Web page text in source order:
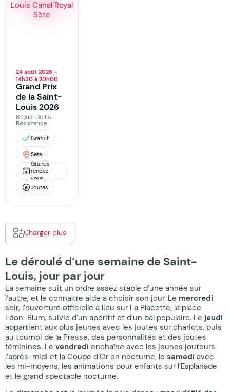
24 août 2026 –
14h30 à 20h00
Grand Prix
de la Saint-
Louis 2026
8 Quai De La
Résistance
Gratuit
Sète
Grands
rendez-
vous
Joutes
Charger plus
Le déroulé d’une semaine de Saint-
Louis, jour par jour
La semaine suit un ordre assez stable d’une année sur
l’autre, et le connaître aide à choisir son jour. Le mercredi
soir, l’ouverture officielle a lieu sur La Placette, la place
Léon-Blum, suivie d’un apéritif et d’un bal populaire. Le jeudi
appartient aux plus jeunes avec les joutes sur chariots, puis
au tournoi de la Presse, des personnalités et des joutes
féminines. Le vendredi enchaîne avec les jeunes jouteurs
l’après-midi et la Coupe d’Or en nocturne, le samedi avec
les mi-moyens, les animations pour enfants sur l’Esplanade
et le grand spectacle nocturne.